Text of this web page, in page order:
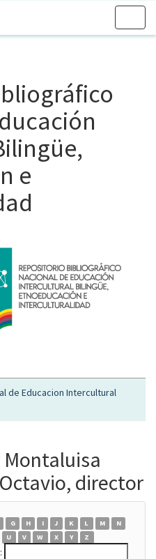
e
de Educacion Intercultural
director
G H I J K L M
N
U V W X Y Z